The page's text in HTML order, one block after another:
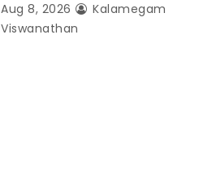
Aug 8, 2026
Kalamegam
Viswanathan